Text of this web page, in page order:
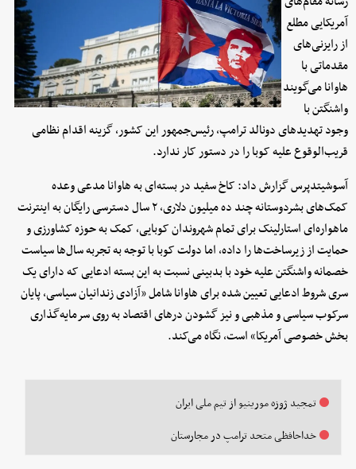
آمریکایی مطلع
از رایزنی‌های
مقدماتی با
هاوانا می‌گویند
واشنگتن با
وجود تهدید‌های دونالد ترامپ، رئیس‌جمهور این کشور، گزینه اقدام نظامی
قریب‌الوقوع علیه کوبا را در دستور کار ندارد.
آسوشیتدپرس گزارش داد: کاخ سفید در بسته‌ای به هاوانا مدعی وعده
کمک‌های بشردوستانه چند ده میلیون دلاری، ۲ سال دسترسی رایگان به اینترنت
ماهواره‌ای استارلینک برای تمام شهروندان کوبایی، کمک به حوزه کشاورزی و
حمایت از زیرساخت‌ها را داده، اما دولت کوبا با توجه به تجربه سال‌ها سیاست
خصمانه واشنگتن علیه خود با بدبینی نسبت به این بسته ادعایی که دارای یک
سری شروط ادعایی تعیین شده برای هاوانا شامل «آزادی زندانیان سیاسی، پایان
سرکوب سیاسی و مذهبی و نیز گشودن در‌های اقتصاد به روی سرمایه‌گذاری
بخش خصوصی آمریکا» است، نگاه می‌کند.
تمجید ژوزه مورینیو از تیم ملی ایران
خداحافظی متحد ترامپ در مجارستان